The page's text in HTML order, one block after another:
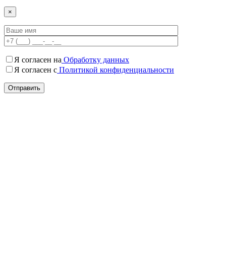
×
Я согласен на Обработку данных
Я согласен c Политикой конфиденциальности